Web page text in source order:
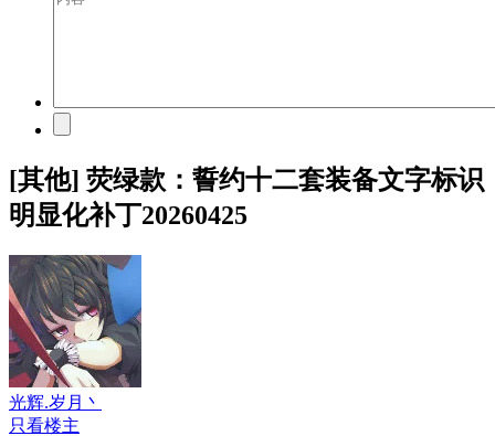
[其他] 荧绿款：誓约十二套装备文字标识
明显化补丁20260425
光辉.岁月丶
只看楼主